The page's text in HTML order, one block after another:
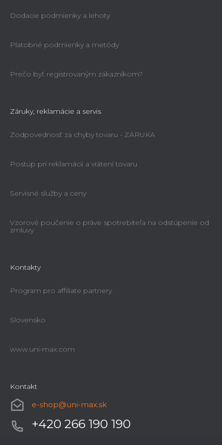
Dodacie podmienky a lehoty
Platobné podmienky a metódy
Prečo byť registrovaným zákazníkom?
Záruky, reklamácie a servis
Zodpovednosť za chyby tovaru - ZÁRUKA
Postup pri reklamácii a vrátení tovaru
Servisné služby a ceny
Vzorové poučenie o práve spotrebiteľa na odstúpenie od
zmluvy
Kontakty
Program pro affiliate partnery
Slovensko
www.uni-max.com
Kontakt
e-shop@uni-max.sk
+420 266 190 190